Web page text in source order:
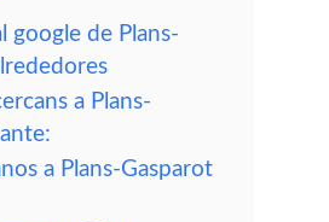
google de Plans-
a Plans-
a Plans-Gasparot